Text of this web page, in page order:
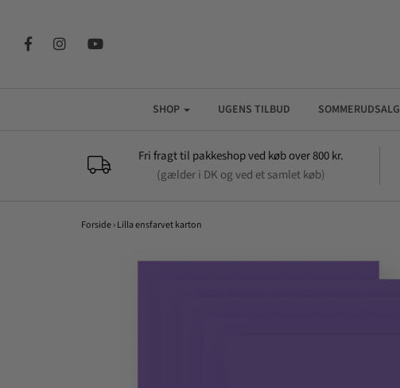
SHOP UGENS TILBUD SOMMERUDSALG
Fri fragt til pakkeshop ved køb over 800 kr.
(gælder i DK og ved et samlet køb)
Forside › Lilla ensfarvet karton